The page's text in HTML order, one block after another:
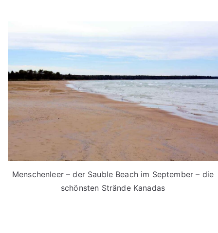
Menschenleer – der Sauble Beach im September – die
schönsten Strände Kanadas